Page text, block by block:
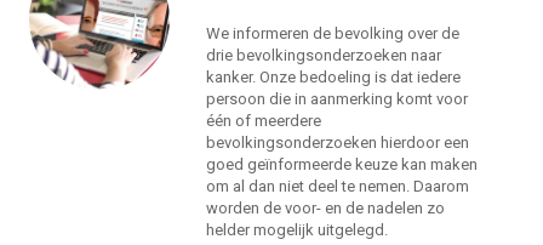
We informeren de bevolking over de
drie bevolkingsonderzoeken naar
kanker. Onze bedoeling is dat iedere
persoon die in aanmerking komt voor
één of meerdere
bevolkingsonderzoeken hierdoor een
goed geïnformeerde keuze kan maken
om al dan niet deel te nemen. Daarom
worden de voor- en de nadelen zo
helder mogelijk uitgelegd.